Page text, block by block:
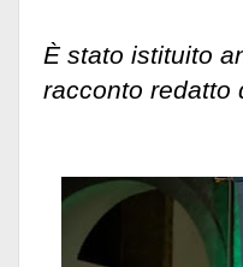
È stato istituito
racconto redatto